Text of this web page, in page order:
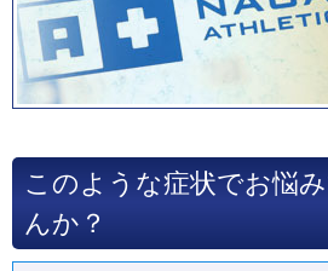
このような症状でお悩
んか？